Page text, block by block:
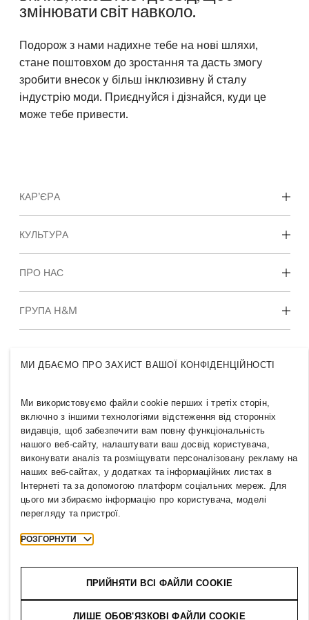
змінювати світ навколо.
Подорож з нами надихне тебе на нові шляхи,
стане поштовхом до зростання та дасть змогу
зробити внесок у більш інклюзивну й сталу
індустрію моди. Приєднуйся і дізнайся, куди це
може тебе привести.
КАР’ЄРА
Досліди наші сфери діяльності
КУЛЬТУРА
Наша культура & Переваги
ПРО НАС
Хто ми
ГРУПА H&M
UKRAINE
Преса Політики & Конфіденційність
Cookies Cookie Settings
Thejourneystartshere.
МИ ДБАЄМО ПРО ЗАХИСТ ВАШОЇ КОНФІДЕНЦІЙНОСТІ
Ми використовуємо файли cookie перших і третіх сторін,
включно з іншими технологіями відстеження від сторонніх
видавців, щоб забезпечити вам повну функціональність
нашого веб-сайту, налаштувати ваш досвід користувача,
виконувати аналіз та розміщувати персоналізовану рекламу на
наших веб-сайтах, у додатках та інформаційних листах в
Інтернеті та за допомогою платформ соціальних мереж. Для
цього ми збираємо інформацію про користувача, моделі
перегляду та пристрої.
РОЗГОРНУТИ
ПРИЙНЯТИ ВСІ ФАЙЛИ COOKIE
ЛИШЕ ОБОВ'ЯЗКОВІ ФАЙЛИ COOKIE